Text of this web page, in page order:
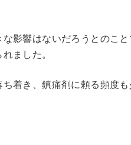
影響はないだろうとのこ
ました。
着き、鎮痛剤に頼る頻度